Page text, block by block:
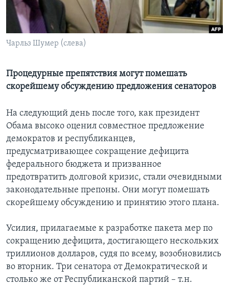
Learning English
СОЦИАЛЬНЫЕ СЕТИ
Языки
Чарльз Шумер (слева)
Процедурные препятствия могут помешать
скорейшему обсуждению предложения сенаторов
На следующий день после того, как президент
Обама высоко оценил совместное предложение
демократов и республиканцев,
предусматривающее сокращение дефицита
федерального бюджета и призванное
предотвратить долговой кризис, стали очевидными
законодательные препоны. Они могут помешать
скорейшему обсуждению и принятию этого плана.
Усилия, прилагаемые к разработке пакета мер по
сокращению дефицита, достигающего нескольких
триллионов долларов, судя по всему, возобновились
во вторник. Три сенатора от Демократической и
столько же от Республиканской партий – т.н.